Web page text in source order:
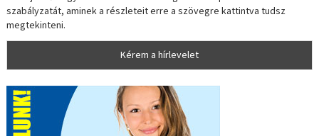
szabályzatát, aminek a részleteit erre a szövegre kattintva tudsz
megtekinteni.